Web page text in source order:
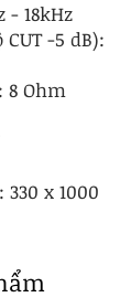
- 18kHz
-5 dB):
8 Ohm
x 1000